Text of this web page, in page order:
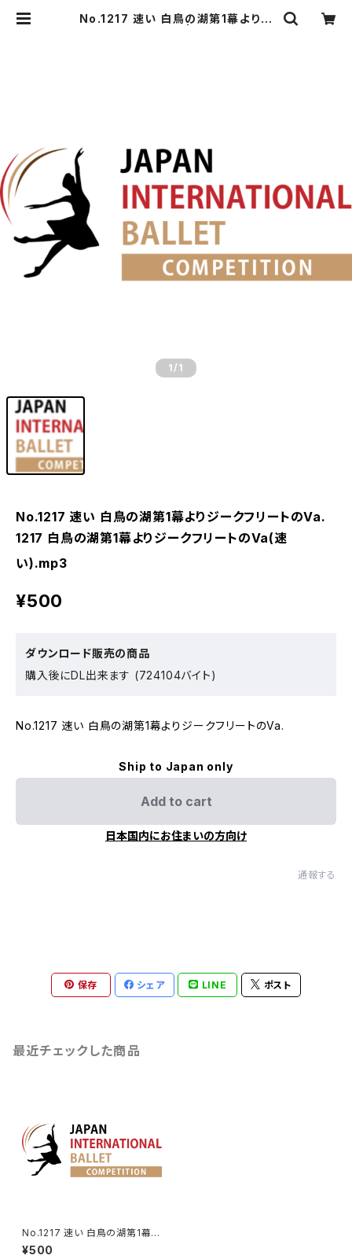
No.1217 速い ⽩⿃の湖第1幕よりジ
1 /1
No.1217 速い ⽩⿃の湖第1幕よりジークフリートのVa.
1217 ⽩⿃の湖第1幕よりジークフリートのVa(速
い).mp3
¥500
ダウンロード販売の商品
購入後にDL出来ます (724104バイト)
No.1217 速い ⽩⿃の湖第1幕よりジークフリートのVa.
Ship to Japan only
Add to cart
日本国内にお住まいの方向け
通報する
保存 シェア LINE ポスト
最近チェックした商品
No.1217 速い ⽩⿃の湖第1幕よ
りジークフリートのVa.
¥500